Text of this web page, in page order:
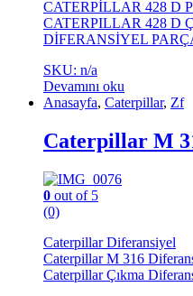
CATERPİLLAR 428 D
CATERPILLAR 428 D
DİFERANSİYEL
SKU: n/a
Devamını oku
Anasayfa, Caterpillar, Zf
Caterpillar M
0 out of 5
(0)
Caterpillar Diferansiyel
Caterpillar M 316
Caterpillar Çıkma